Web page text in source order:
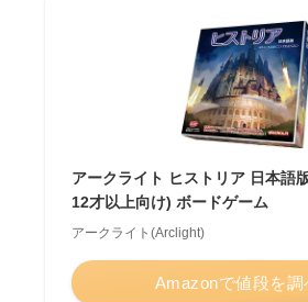
アークライト ヒストリア 日本語
12才以上向け) ボードゲーム
アークライト(Arclight)
Amazonで値段を調